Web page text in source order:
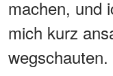
machen, und
mich kurz
wegschauten.